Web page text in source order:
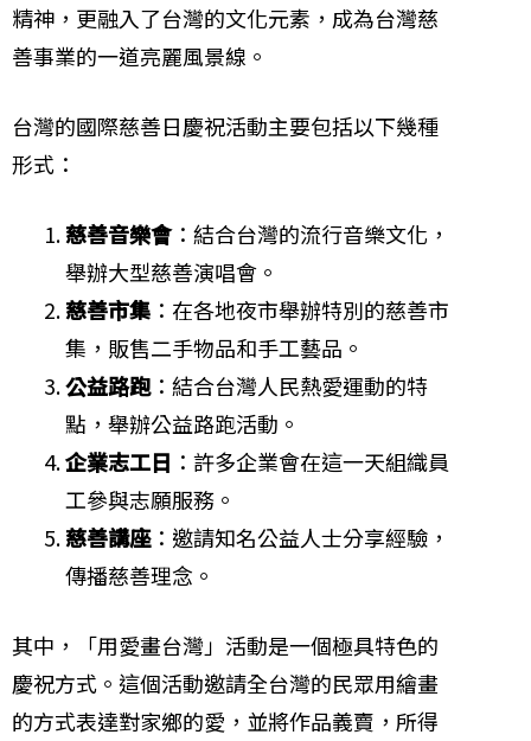
精神，更融入了台灣的文化元素，成為台灣慈
善事業的一道亮麗風景線。
台灣的國際慈善日慶祝活動主要包括以下幾種
形式：
慈善音樂會：結合台灣的流行音樂文化，
舉辦大型慈善演唱會。
慈善市集 ：在各地夜市舉辦特別的慈善市
集，販售二手物品和手工藝品。
公益路跑：結合台灣人民熱愛運動的特
點，舉辦公益路跑活動。
企業志工日 ：許多企業會在這一天組織員
工參與志願服務。
慈善講座：邀請知名公益人士分享經驗，
傳播慈善理念。
其中，「用愛畫台灣」活動是一個極具特色的
慶祝方式。這個活動邀請全台灣的民眾用繪畫
的方式表達對家鄉的愛，並將作品義賣，所得